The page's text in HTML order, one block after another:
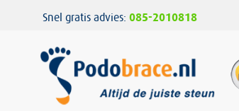
Snel gratis advies: 085-2010818